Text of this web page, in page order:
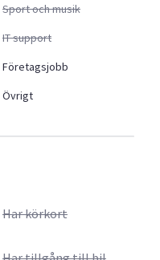
Sport och musik
IT support
Företagsjobb
Övrigt
Har körkort